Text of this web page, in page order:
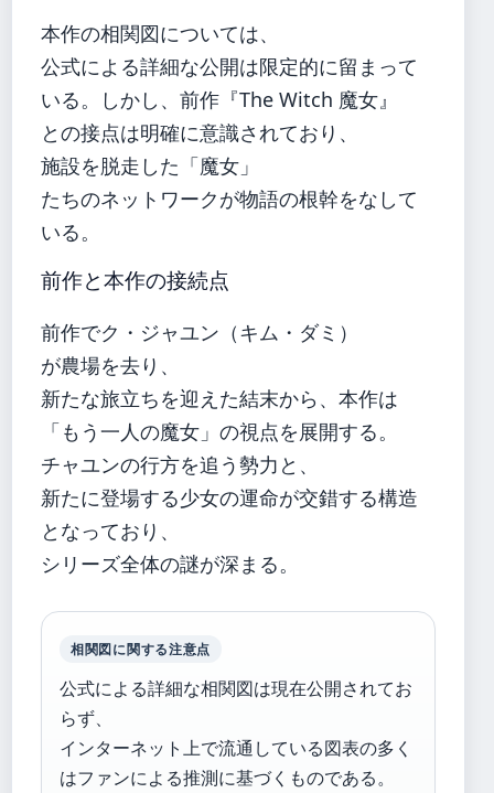
本作の相関図については、
公式による詳細な公開は限定的に留まって
いる。しかし、前作『The Witch 魔女』
との接点は明確に意識されており、
施設を脱走した「魔女」
たちのネットワークが物語の根幹をなして
いる。
前作と本作の接続点
前作でク・ジャユン（キム・ダミ）
が農場を去り、
新たな旅立ちを迎えた結末から、本作は
「もう一人の魔女」の視点を展開する。
チャユンの行方を追う勢力と、
新たに登場する少女の運命が交錯する構造
となっており、
シリーズ全体の謎が深まる。
相関図に関する注意点
公式による詳細な相関図は現在公開されてお
らず、
インターネット上で流通している図表の多く
はファンによる推測に基づくものである。